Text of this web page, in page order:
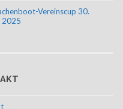
Vereinscup 30.
2025